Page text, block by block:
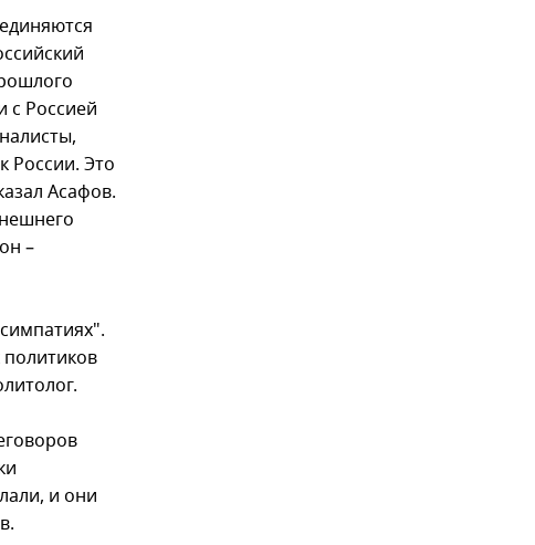
с Россией
России. Это
Асафов.
–
политиков
и они